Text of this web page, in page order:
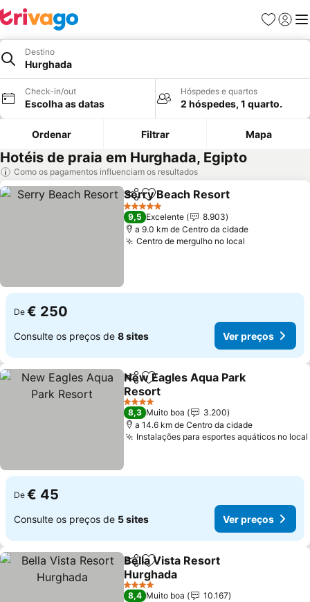
Favoritos
Iniciar
Destino
Hurghada
Check-in/out
Escolha as datas
Hóspedes e quartos
2 hóspedes, 1 quarto.
Ordenar Filtrar Mapa
Hotéis de praia em Hurghada, Egipto
Como os pagamentos influenciam os resultados
PartilharAdicionar aos favoritos
Serry Beach Resort
5 Estrelas
9,5 Excelente
8.903
a 9.0 km de Centro da cidade
Centro de mergulho no local
De € 250
Consulte os preços de 8 sites Ver preços
PartilharAdicionar aos favoritos
New Eagles Aqua Park
Resort
Ver preços
4 Estrelas
8,3 Muito boa
3.200
a 14.6 km de Centro da cidade
Instalações para esportes aquáticos no local
De € 45
Consulte os preços de 5 sites Ver preços
PartilharAdicionar aos favoritos
Bella Vista Resort
Hurghada
Ver preços
4 Estrelas
8,4 Muito boa
10.167